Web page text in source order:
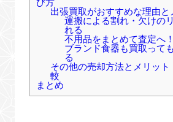
び方
出張買取がおすすめな理由と
運搬による割れ・欠けの
れる
不用品をまとめて査定へ
ブランド食器も買取って
る
その他の売却方法とメリット
較
まとめ